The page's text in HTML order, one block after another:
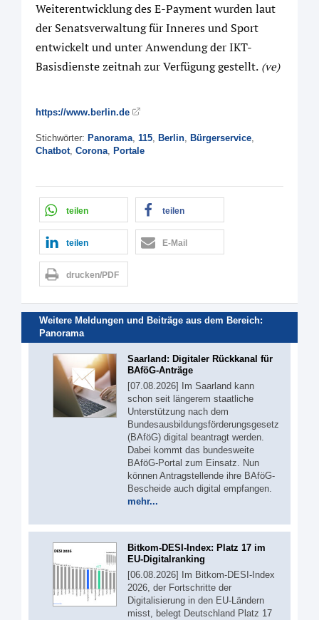
Weiterentwicklung des E-Payment wurden laut
der Senatsverwaltung für Inneres und Sport
entwickelt und unter Anwendung der IKT-
Basisdienste zeitnah zur Verfügung gestellt. (ve)
https://www.berlin.de
Stichwörter: Panorama, 115, Berlin, Bürgerservice,
Chatbot, Corona, Portale
teilen teilen
teilen E-Mail
drucken/PDF
Weitere Meldungen und Beiträge aus dem Bereich:
Panorama
Saarland: Digitaler Rückkanal für
BAföG-Anträge
[07.08.2026] Im Saarland kann
schon seit längerem staatliche
Unterstützung nach dem
Bundesausbildungsförderungsgesetz
(BAföG) digital beantragt werden.
Dabei kommt das bundesweite
BAföG-Portal zum Einsatz. Nun
können Antragstellende ihre BAföG-
Bescheide auch digital empfangen.
mehr...
Bitkom-DESI-Index: Platz 17 im
EU-Digitalranking
[06.08.2026] Im Bitkom-DESI-Index
2026, der Fortschritte der
Digitalisierung in den EU-Ländern
misst, belegt Deutschland Platz 17